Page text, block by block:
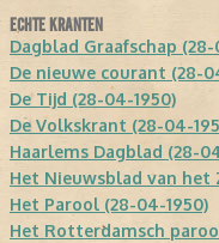
ECHTE KRANTEN
Dagblad Graafschap (28-
De nieuwe courant (28-
De Tijd (28-04-1950)
De Volkskrant (28-04-
Haarlems Dagblad (28-
Het Nieuwsblad van het
Het Parool (28-04-1950)
Het Rotterdamsch